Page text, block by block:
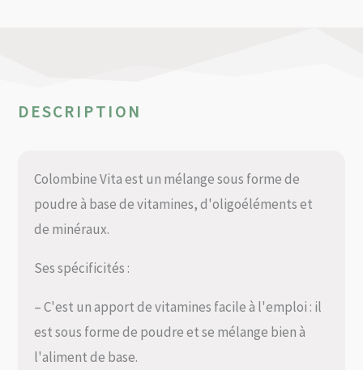
DESCRIPTION
Colombine Vita est un mélange sous forme de
poudre à base de vitamines, d'oligoéléments et
de minéraux.
Ses spécificités :
– C'est un apport de vitamines facile à l'emploi : il
est sous forme de poudre et se mélange bien à
l'aliment de base.